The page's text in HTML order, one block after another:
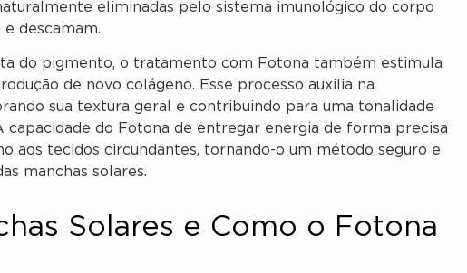
eliminadas pelo sistema imunológico do corpo
descamam.
do pigmento, o tratamento com Fotona também estimula
de novo colágeno. Esse processo auxilia na
sua textura geral e contribuindo para uma tonalidade
capacidade do Fotona de entregar energia de forma precisa
aos tecidos circundantes, tornando-o um método seguro e
manchas solares.
Solares e Como o Fotona